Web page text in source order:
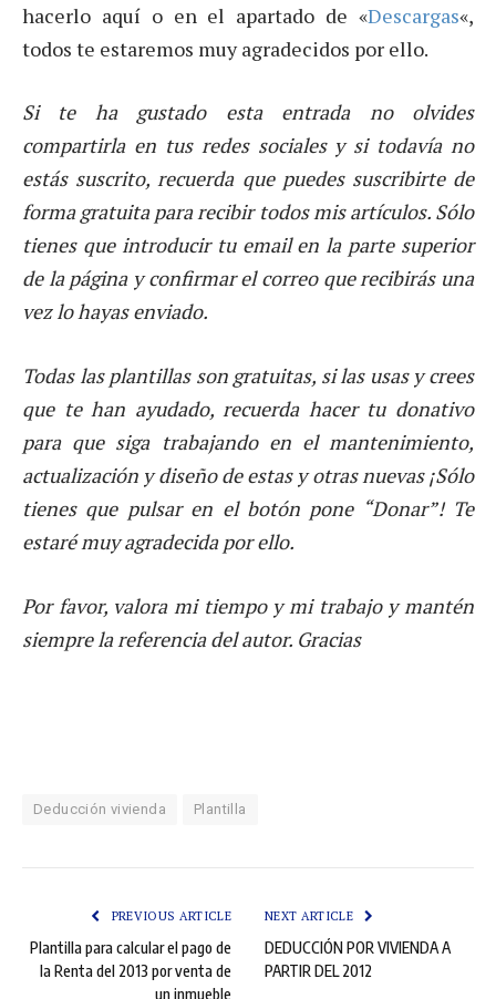
hacerlo aquí o en el apartado de «Descargas«,
todos te estaremos muy agradecidos por ello.
Si te ha gustado esta entrada no olvides
compartirla en tus redes sociales y si todavía no
estás suscrito, recuerda que puedes suscribirte de
forma gratuita para recibir todos mis artículos. Sólo
tienes que introducir tu email en la parte superior
de la página y confirmar el correo que recibirás una
vez lo hayas enviado.
Todas las plantillas son gratuitas, si las usas y crees
que te han ayudado, recuerda hacer tu donativo
para que siga trabajando en el mantenimiento,
actualización y diseño de estas y otras nuevas ¡Sólo
tienes que pulsar en el botón pone “Donar”! Te
estaré muy agradecida por ello.
Por favor, valora mi tiempo y mi trabajo y mantén
siempre la referencia del autor. Gracias
Deducción vivienda Plantilla
PREVIOUS ARTICLE
Plantilla para calcular el pago de
la Renta del 2013 por venta de
un inmueble
NEXT ARTICLE
DEDUCCIÓN POR VIVIENDA A
PARTIR DEL 2012